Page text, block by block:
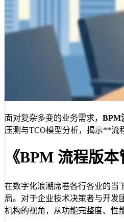
面对复杂多变的业务需求， BPM
压测与TCO模型分析，揭示**流
《BPM 流程版
在数字化浪潮席卷各行各业的当
局。对于企业技术决策者与开发
机构的视角，从功能完整度、性